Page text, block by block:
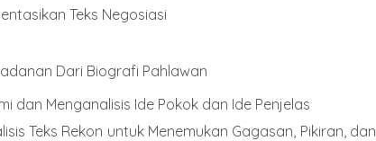
Teks Negosiasi
Dari Biografi Pahlawan
dan Menganalisis Ide Pokok dan Ide Penjelas
Teks Rekon untuk Menemukan Gagasan, Pikiran, dan